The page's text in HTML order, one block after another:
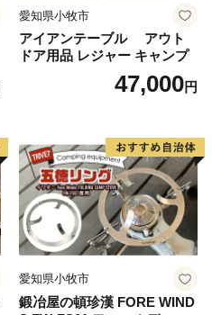
愛知県小牧市
アイアンテーブル アウト
ドア用品 レジャー キャンプ
47,000円
愛知県小牧市
鍛冶屋の頓珍漢 FORE WIND